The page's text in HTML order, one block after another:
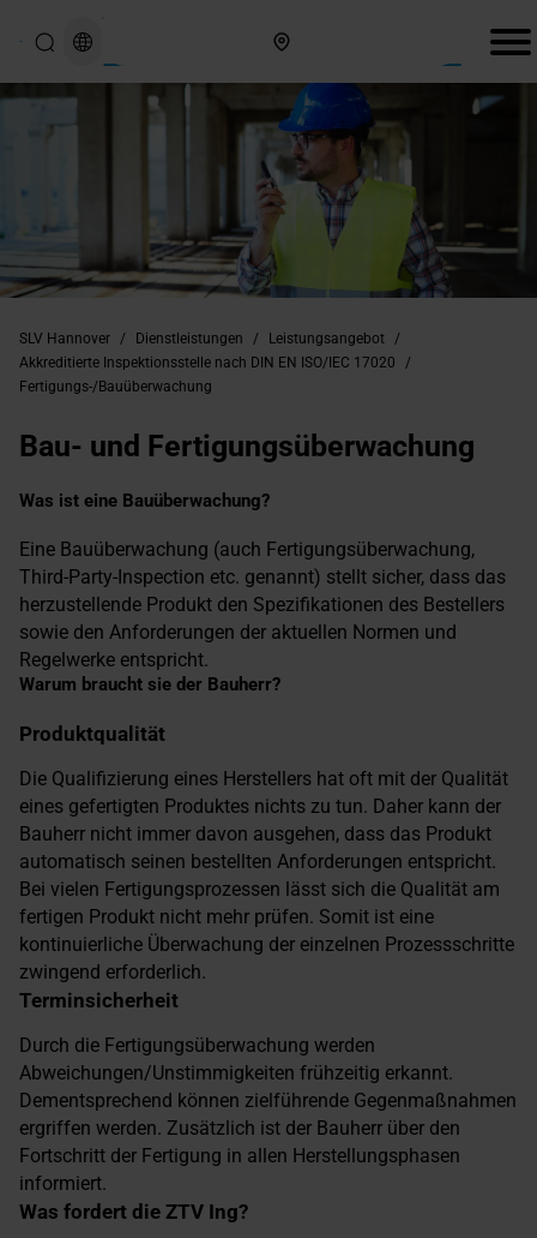
SLV Hannover / Dienstleistungen / Leistungsangebot
/
Akkreditierte Inspektionsstelle nach DIN EN ISO/IEC 17020
/
Fertigungs-/Bauüberwachung
Bau- und Fertigungsüberwachung
Was ist eine Bauüberwachung?
Eine Bauüberwachung (auch Fertigungsüberwachung,
Third-Party-Inspection etc. genannt) stellt sicher, dass das
herzustellende Produkt den Spezifikationen des Bestellers
sowie den Anforderungen der aktuellen Normen und
Regelwerke entspricht.
Warum braucht sie der Bauherr?
Produktqualität
Die Qualifizierung eines Herstellers hat oft mit der Qualität
eines gefertigten Produktes nichts zu tun. Daher kann der
Bauherr nicht immer davon ausgehen, dass das Produkt
automatisch seinen bestellten Anforderungen entspricht.
Bei vielen Fertigungsprozessen lässt sich die Qualität am
fertigen Produkt nicht mehr prüfen. Somit ist eine
kontinuierliche Überwachung der einzelnen Prozessschritte
zwingend erforderlich.
Terminsicherheit
Durch die Fertigungsüberwachung werden
Abweichungen/Unstimmigkeiten frühzeitig erkannt.
Dementsprechend können zielführende Gegenmaßnahmen
ergriffen werden. Zusätzlich ist der Bauherr über den
Fortschritt der Fertigung in allen Herstellungsphasen
informiert.
Was fordert die ZTV Ing?